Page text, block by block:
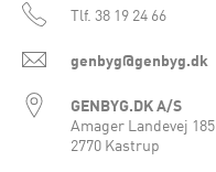
Tlf. 38 19 24 66
genbyg@genbyg.dk
GENBYG.DK A/S
Amager Landevej 185
2770 Kastrup